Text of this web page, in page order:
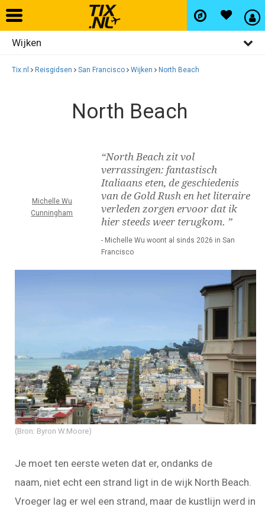
Home
Vlucht+hotel
Wijken
Algemeen
Bezienswaardigheden
Tix.nl Reisgidsen San Francisco Wijken North Beach
North Beach
Michelle Wu
Cunningham
“North Beach zit vol
verrassingen: fantastisch
Italiaans eten, de geschiedenis
van de Gold Rush en het literaire
verleden zorgen ervoor dat ik
hier steeds weer terugkom. ”
- Michelle Wu woont al sinds 2026 in San
Francisco
(Bron: Byron W.Moore)
Je moet ten eerste weten dat er, ondanks de
naam, niet echt een strand ligt in de wijk North Beach.
Vroeger lag er wel een strand, maar de kustlijn werd in